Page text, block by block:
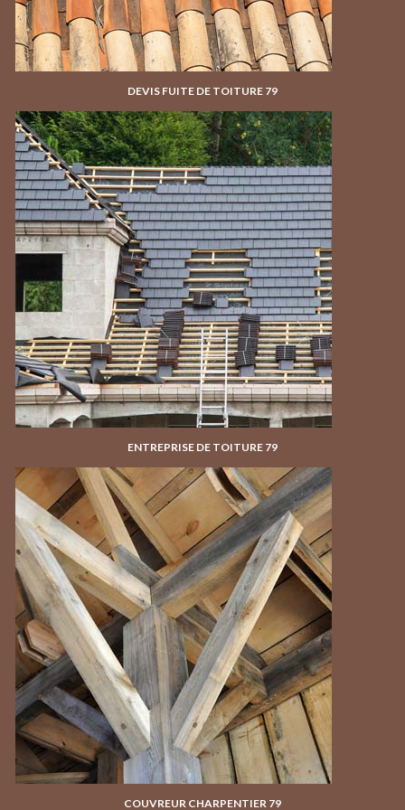
DEVIS FUITE DE TOITURE 79
ENTREPRISE DE TOITURE 79
COUVREUR CHARPENTIER 79